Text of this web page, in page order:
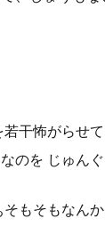
干怖がらせ
のを じゅん
もそもなんか